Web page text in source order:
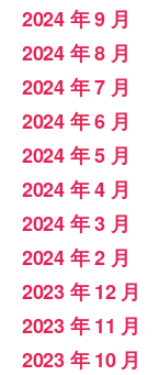
2024 年 9 月
2024 年 8 月
2024 年 7 月
2024 年 6 月
2024 年 5 月
2024 年 4 月
2024 年 3 月
2024 年 2 月
2023 年 12 月
2023 年 11 月
2023 年 10 月